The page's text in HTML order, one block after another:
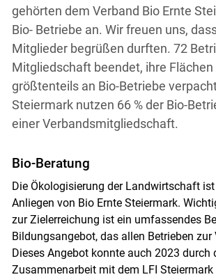
gehörten dem Verband Bio Ernte
Bio- Betriebe an. Wir freuen uns,
Mitglieder begrüßen durften. 72
Mitgliedschaft beendet, ihre Flächen
größtenteils an Bio-Betriebe
Steiermark nutzen 66 % der Bio-
einer Verbandsmitgliedschaft.
Bio-Beratung
Die Ökologisierung der Landwirtschaft
Anliegen von Bio Ernte Steiermark.
zur Zielerreichung ist ein umfassendes
Bildungsangebot, das allen Betrieben
Dieses Angebot konnte auch 2023 durch
Zusammenarbeit mit dem LFI Steiermark